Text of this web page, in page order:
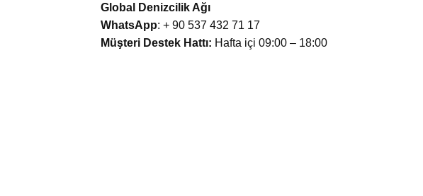
Global Denizcilik Ağı
WhatsApp: + 90 537 432 71 17
Müşteri Destek Hattı: Hafta içi 09:00 – 18:00